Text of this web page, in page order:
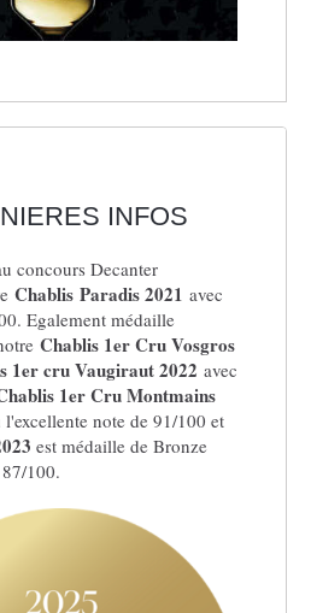
INFOS
concours Decanter
Chablis Paradis 2021 avec
Egalement médaille
Chablis 1er Cru Vosgros
1er cru Vaugiraut 2022 avec
1er Cru Montmains
l'excellente note de 91/100 et
est médaille de Bronze
100.